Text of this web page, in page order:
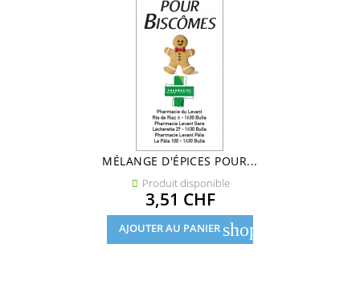
MÉLANGE D'ÉPICES POUR...
 Produit disponible
Prix
3,51 CHF
AJOUTER AU PANIER shopping_cart